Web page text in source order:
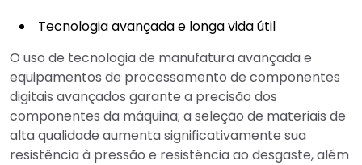
Tecnologia avançada e longa vida útil
O uso de tecnologia de manufatura avançada e
equipamentos de processamento de componentes
digitais avançados garante a precisão dos
componentes da máquina; a seleção de materiais de
alta qualidade aumenta significativamente sua
resistência à pressão e resistência ao desgaste, além